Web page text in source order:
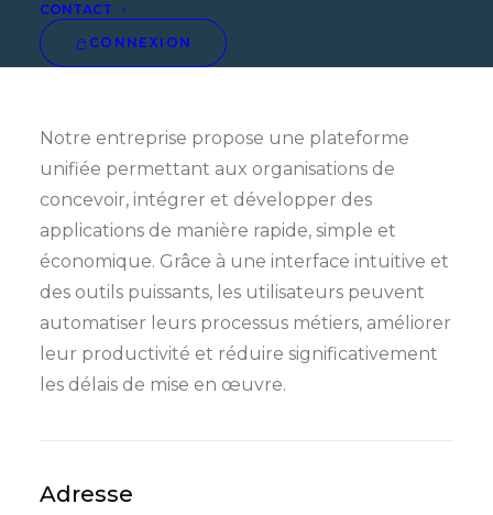
CONTACT
CONNEXION
Notre entreprise propose une plateforme
unifiée permettant aux organisations de
concevoir, intégrer et développer des
applications de manière rapide, simple et
économique. Grâce à une interface intuitive et
des outils puissants, les utilisateurs peuvent
automatiser leurs processus métiers, améliorer
leur productivité et réduire significativement
les délais de mise en œuvre.
Adresse